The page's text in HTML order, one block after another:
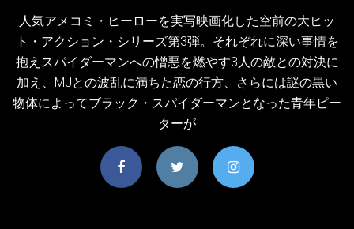
人気アメコミ・ヒーローを実写映画化した空前の大ヒッ
ト・アクション・シリーズ第3弾。それぞれに深い事情を
抱えスパイダーマンへの憎悪を燃やす3人の敵との対決に
加え、MJとの波乱に満ちた恋の行方、さらには謎の黒い
物体によってブラック・スパイダーマンとなった青年ピー
ターが